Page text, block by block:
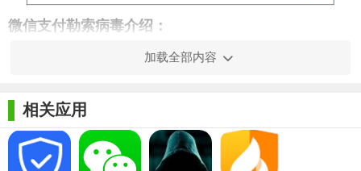
微信支付勒索病毒介绍：
“微信支付”勒索病毒正在快速传播，该病毒巧妙地利用"供应
在扩大。
加载全部内容
相关应用